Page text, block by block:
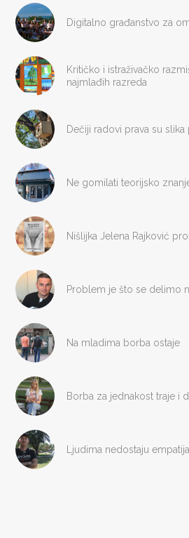
Digitalno građanstvo za
Kritičko i istraživačko
najmlađih razreda
Dečiji radovi prava su
Ne gomilati teorijsko
Nišlijka Jelena Rajković
Problem je što se delimo
Na mladima borba ostaje
Borba za jednakost traje i
Ljudima nedostaju